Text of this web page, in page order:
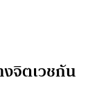
จิตเวชกัน